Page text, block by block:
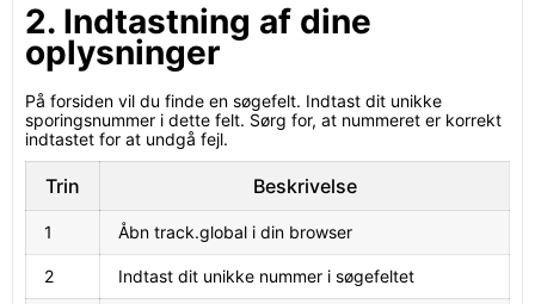
2. Indtastning af dine
oplysninger
På forsiden vil du finde en søgefelt. Indtast dit unikke
sporingsnummer i dette felt. Sørg for, at nummeret er korrekt
indtastet for at undgå fejl.
Trin Beskrivelse
1 Åbn track.global i din browser
2 Indtast dit unikke nummer i søgefeltet